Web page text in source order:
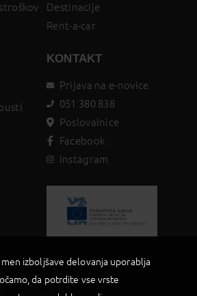
Destinacije
Rent-a-car
KONTAKT
Prijava na e-novice
051 380 838
Poslovalnice
Facebook
Instagram
izboljšave delovanja uporablja
da potrdite vse vrste